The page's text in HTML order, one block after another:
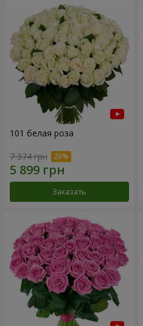
101 белая роза
7 374 грн
Заказать